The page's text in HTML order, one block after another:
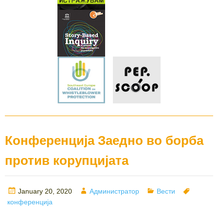
Конференција Заедно во борба
против корупцијата
Posted
on
January 20, 2020 Author
Администратор Categories
Вести
конференција